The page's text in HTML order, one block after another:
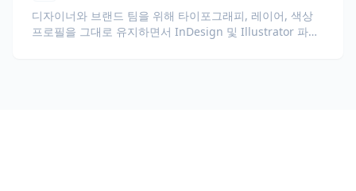
디자이너와 브랜드 팀을 위해 타이포그래피, 레이어, 색상
프로필을 그대로 유지하면서 InDesign 및 Illustrator 파일